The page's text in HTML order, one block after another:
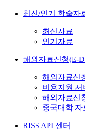
최신/인기 학술자
최신자료
인기자료
해외자료신청(E-
해외자료신
비용지원 서
해외자료신
중국대학 자
RISS API 센터